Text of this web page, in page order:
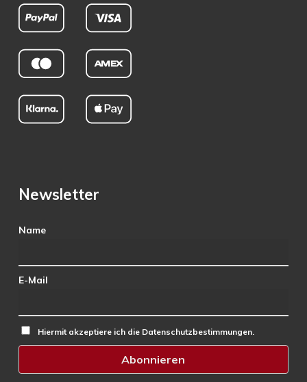
Newsletter
Name
E-Mail
Hiermit akzeptiere ich die Datenschutzbestimmungen.